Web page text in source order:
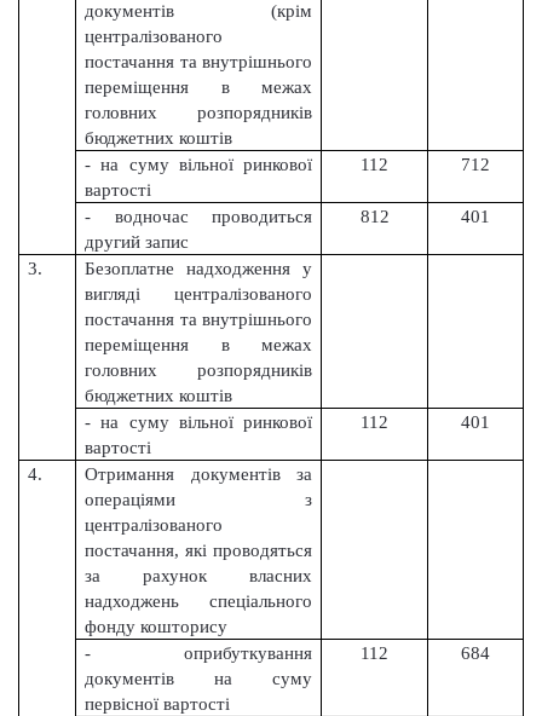
документів (крім
централізованого
постачання та внутрішнього
переміщення в межах
головних розпорядників
бюджетних коштів
- на суму вільної ринкової
вартості
112 712
- водночас проводиться
другий запис
812 401
3.
Безоплатне надходження у
вигляді централізованого
постачання та внутрішнього
переміщення в межах
головних розпорядників
бюджетних коштів
- на суму вільної ринкової
вартості
112 401
4.
Отримання документів за
операціями з
централізованого
постачання, які проводяться
за рахунок власних
надходжень спеціального
фонду кошторису
- оприбуткування
документів на суму
первісної вартості
112 684